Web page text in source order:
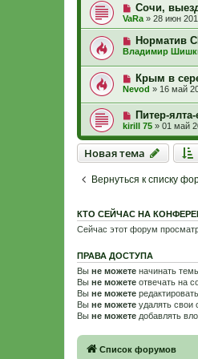
Сочи, выезд
VaRa » 28 июн
Норматив
Владимир
Крым в
Nevod » 16 май
Питер-
kirill 75 » 01 май
Новая тема
Новаятема
Вернуться к списку
КТО СЕЙЧАС НА
Сейчас этот форум
ПРАВА ДОСТУПА
Вы не можете начинать
Вы не можете отвечать на
Вы не можете
Вы не можете удалять свои
Вы не можете добавлять
Список форумов
Связаться с